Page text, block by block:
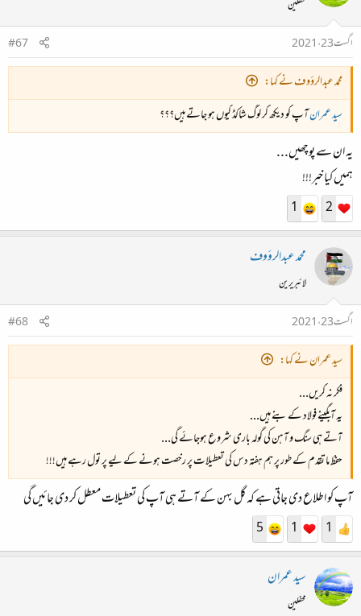
محفلین
اگست 23، 2021
#67
محمد عبدالرؤوف نے کہا:
سید عمرانآپ کو دیکھ کر لوگ شاکڈ کیوں ہو جاتے ہیں؟؟؟
یہ ان سے پوچھیں...
ہمیں کیا خبر!!!
2
1
محمد عبدالرؤوف
لائبریرین
اگست 23، 2021
#68
سید عمران نے کہا:
فکر نہ کریں...
یہ آبگینے فولاد کے بنے ہیں...
آتے ہی سنگ و آہن کی گولہ باری شروع ہوجائے گی...
حفظ ما تقدم کے طور پر ہم ہفتہ دس کی تعطیلات پر رخصت ہونے کے لیے پر تول رہے ہیں!!!
آپ کو اطلاع دی جاتی ہے کہ گل بہن کے آتے ہی آپ کی تعطیلات معطل کر دی جائیں گی
1
1
5
سید عمران
محفلین